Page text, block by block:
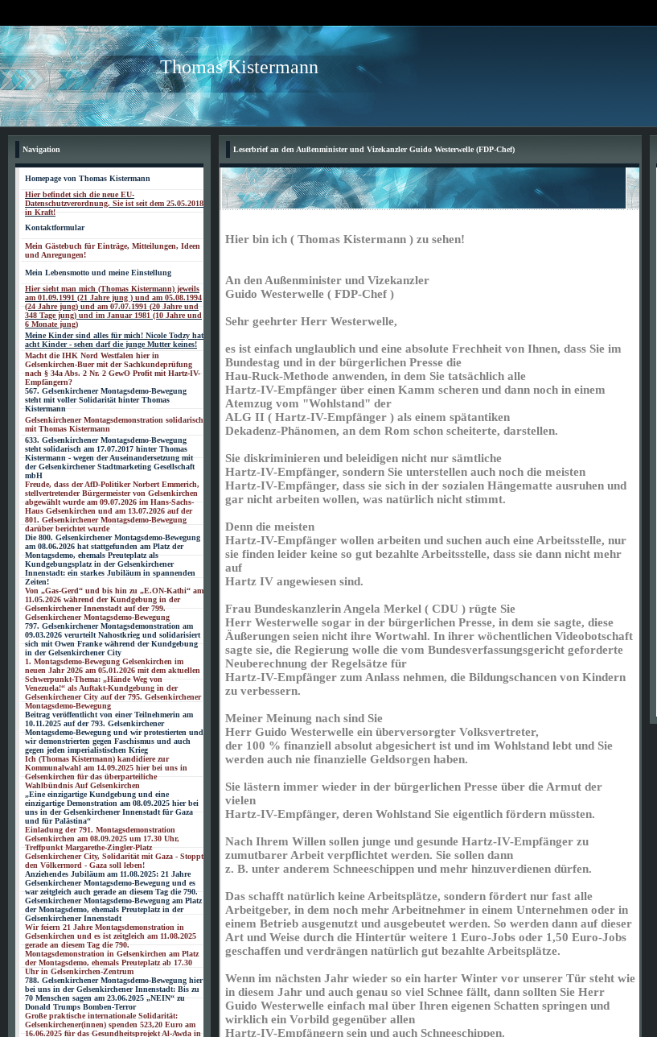
Thomas Kistermann
Navigation
Homepage von Thomas Kistermann
Hier befindet sich die neue EU-
Datenschutzverordnung. Sie ist seit dem 25.05.2018
in Kraft!
Kontaktformular
Mein Gästebuch für Einträge, Mitteilungen, Ideen
und Anregungen!
Mein Lebensmotto und meine Einstellung
Hier sieht man mich (Thomas Kistermann) jeweils
am 01.09.1991 (21 Jahre jung ) und am 05.08.1994
(24 Jahre jung) und am 07.07.1991 (20 Jahre und
348 Tage jung) und im Januar 1981 (10 Jahre und
6 Monate jung)
Meine Kinder sind alles für mich! Nicole Todzy hat
acht Kinder - sehen darf die junge Mutter keines!
Macht die IHK Nord Westfalen hier in
Gelsenkirchen-Buer mit der Sachkundeprüfung
nach § 34a Abs. 2 Nr. 2 GewO Profit mit Hartz-IV-
Empfängern?
567. Gelsenkirchener Montagsdemo-Bewegung
steht mit voller Solidarität hinter Thomas
Kistermann
Gelsenkirchener Montagsdemonstration solidarisch
mit Thomas Kistermann
633. Gelsenkirchener Montagsdemo-Bewegung
steht solidarisch am 17.07.2017 hinter Thomas
Kistermann - wegen der Auseinandersetzung mit
der Gelsenkirchener Stadtmarketing Gesellschaft
mbH
Freude, dass der AfD-Politiker Norbert Emmerich,
stellvertretender Bürgermeister von Gelsenkirchen
abgewählt wurde am 09.07.2026 im Hans-Sachs-
Haus Gelsenkirchen und am 13.07.2026 auf der
801. Gelsenkirchener Montagsdemo-Bewegung
darüber berichtet wurde
Die 800. Gelsenkirchener Montagsdemo-Bewegung
am 08.06.2026 hat stattgefunden am Platz der
Montagsdemo, ehemals Preuteplatz als
Kundgebungsplatz in der Gelsenkirchener
Innenstadt: ein starkes Jubiläum in spannenden
Zeiten!
Von „Gas-Gerd“ und bis hin zu „E.ON-Kathi“ am
11.05.2026 während der Kundgebung in der
Gelsenkirchener Innenstadt auf der 799.
Gelsenkirchener Montagsdemo-Bewegung
797. Gelsenkirchener Montagsdemonstration am
09.03.2026 verurteilt Nahostkrieg und solidarisiert
sich mit Owen Franke während der Kundgebung
in der Gelsenkirchener City
1. Montagsdemo-Bewegung Gelsenkirchen im
neuen Jahr 2026 am 05.01.2026 mit dem aktuellen
Schwerpunkt-Thema: „Hände Weg von
Venezuela!“ als Auftakt-Kundgebung in der
Gelsenkirchener City auf der 795. Gelsenkirchener
Montagsdemo-Bewegung
Beitrag veröffentlicht von einer Teilnehmerin am
10.11.2025 auf der 793. Gelsenkirchener
Montagsdemo-Bewegung und wir protestierten und
wir demonstrierten gegen Faschismus und auch
gegen jeden imperialistischen Krieg
Ich (Thomas Kistermann) kandidiere zur
Kommunalwahl am 14.09.2025 hier bei uns in
Gelsenkirchen für das überparteiliche
Wahlbündnis Auf Gelsenkirchen
„Eine einzigartige Kundgebung und eine
einzigartige Demonstration am 08.09.2025 hier bei
uns in der Gelsenkirchener Innenstadt für Gaza
und für Palästina“
Einladung der 791. Montagsdemonstration
Gelsenkirchen am 08.09.2025 um 17.30 Uhr,
Treffpunkt Margarethe-Zingler-Platz
Gelsenkirchener City, Solidarität mit Gaza - Stoppt
den Völkermord - Gaza soll leben!
Anziehendes Jubiläum am 11.08.2025: 21 Jahre
Gelsenkirchener Montagsdemo-Bewegung und es
war zeitgleich auch gerade an diesem Tag die 790.
Gelsenkirchener Montagsdemo-Bewegung am Platz
der Montagsdemo, ehemals Preuteplatz in der
Gelsenkirchener Innenstadt
Wir feiern 21 Jahre Montagsdemonstration in
Gelsenkirchen und es ist zeitgleich am 11.08.2025
gerade an diesem Tag die 790.
Montagsdemonstration in Gelsenkirchen am Platz
der Montagsdemo, ehemals Preuteplatz ab 17.30
Uhr in Gelsenkirchen-Zentrum
788. Gelsenkirchener Montagsdemo-Bewegung hier
bei uns in der Gelsenkirchener Innenstadt: Bis zu
70 Menschen sagen am 23.06.2025 „NEIN“ zu
Donald Trumps Bomben-Terror
Große praktische internationale Solidarität:
Gelsenkirchener(innen) spenden 523,20 Euro am
16.06.2025 für das Gesundheitsprojekt Al-Awda in
Leserbrief an den Außenminister und Vizekanzler Guido Westerwelle (FDP-Chef)
Hier bin ich ( Thomas Kistermann ) zu sehen!
An den Außenminister und Vizekanzler
Guido Westerwelle ( FDP-Chef )
Sehr geehrter Herr Westerwelle,
es ist einfach unglaublich und eine absolute Frechheit von Ihnen, dass Sie im
Bundestag und in der bürgerlichen Presse die
Hau-Ruck-Methode anwenden, in dem Sie tatsächlich alle
Hartz-IV-Empfänger über einen Kamm scheren und dann noch in einem
Atemzug vom "Wohlstand" der
ALG II ( Hartz-IV-Empfänger ) als einem spätantiken
Dekadenz-Phänomen, an dem Rom schon scheiterte, darstellen.
Sie diskriminieren und beleidigen nicht nur sämtliche
Hartz-IV-Empfänger, sondern Sie unterstellen auch noch die meisten
Hartz-IV-Empfänger, dass sie sich in der sozialen Hängematte ausruhen und
gar nicht arbeiten wollen, was natürlich nicht stimmt.
Denn die meisten
Hartz-IV-Empfänger wollen arbeiten und suchen auch eine Arbeitsstelle, nur
sie finden leider keine so gut bezahlte Arbeitsstelle, dass sie dann nicht mehr
auf
Hartz IV angewiesen sind.
Frau Bundeskanzlerin Angela Merkel ( CDU ) rügte Sie
Herr Westerwelle sogar in der bürgerlichen Presse, in dem sie sagte, diese
Äußerungen seien nicht ihre Wortwahl. In ihrer wöchentlichen Videobotschaft
sagte sie, die Regierung wolle die vom Bundesverfassungsgericht geforderte
Neuberechnung der Regelsätze für
Hartz-IV-Empfänger zum Anlass nehmen, die Bildungschancen von Kindern
zu verbessern.
Meiner Meinung nach sind Sie
Herr Guido Westerwelle ein überversorgter Volksvertreter,
der 100 % finanziell absolut abgesichert ist und im Wohlstand lebt und Sie
werden auch nie finanzielle Geldsorgen haben.
Sie lästern immer wieder in der bürgerlichen Presse über die Armut der
vielen
Hartz-IV-Empfänger, deren Wohlstand Sie eigentlich fördern müssten.
Nach Ihrem Willen sollen junge und gesunde Hartz-IV-Empfänger zu
zumutbarer Arbeit verpflichtet werden. Sie sollen dann
z. B. unter anderem Schneeschippen und mehr hinzuverdienen dürfen.
Das schafft natürlich keine Arbeitsplätze, sondern fördert nur fast alle
Arbeitgeber, in dem noch mehr Arbeitnehmer in einem Unternehmen oder in
einem Betrieb ausgenutzt und ausgebeutet werden. So werden dann auf dieser
Art und Weise durch die Hintertür weitere 1 Euro-Jobs oder 1,50 Euro-Jobs
geschaffen und verdrängen natürlich gut bezahlte Arbeitsplätze.
Wenn im nächsten Jahr wieder so ein harter Winter vor unserer Tür steht wie
in diesem Jahr und auch genau so viel Schnee fällt, dann sollten Sie Herr
Guido Westerwelle einfach mal über Ihren eigenen Schatten springen und
wirklich ein Vorbild gegenüber allen
Hartz-IV-Empfängern sein und auch Schneeschippen.